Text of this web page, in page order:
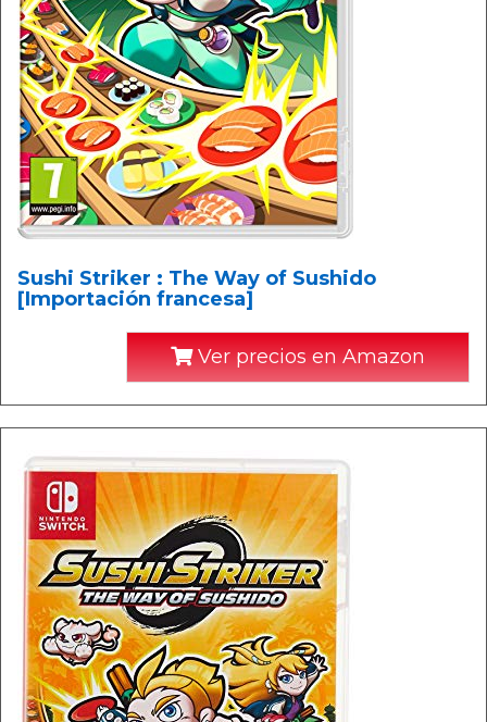
Sushi Striker : The Way of Sushido
[Importación francesa]
Ver precios en Amazon